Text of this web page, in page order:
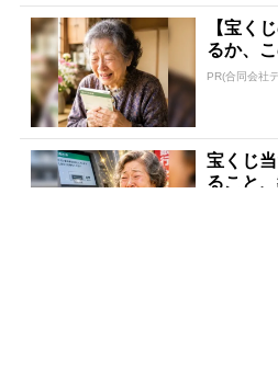
【宝く
るか、
PR(合同会社
宝くじ
ること